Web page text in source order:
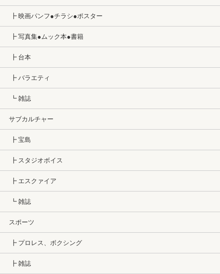
┣ 映画パンフ●チラシ●ポスター
┣ 写真集●ムック本●書籍
┣ 台本
┣ バラエティ
┗ 雑誌
サブカルチャー
┣ 宝島
┣ スタジオボイス
┣ エスクァイア
┗ 雑誌
スポーツ
┣ プロレス、ボクシング
┣ 雑誌